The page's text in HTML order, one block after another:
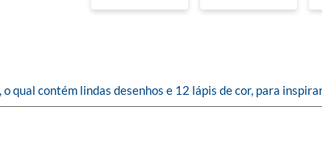
qual contém lindas desenhos e 12 lápis de cor, para